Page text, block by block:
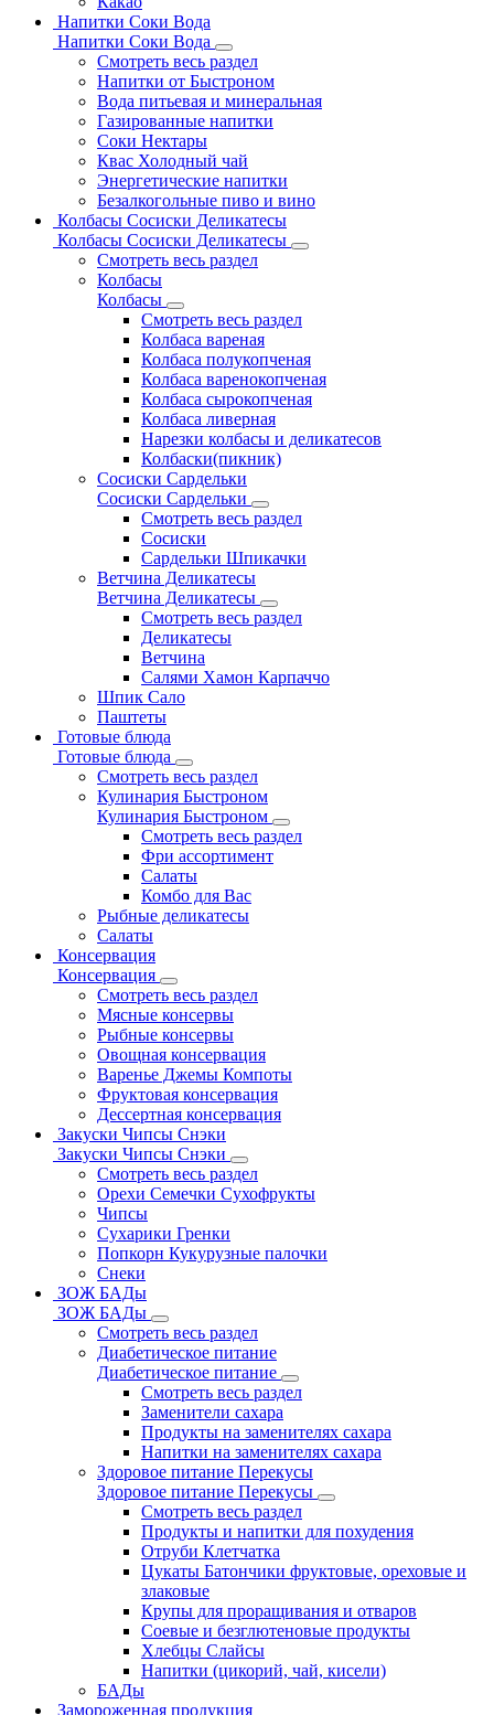
Напитки Соки Вода
Напитки Соки Вода
Смотреть весь раздел
Напитки от Быстроном
Вода питьевая и минеральная
Газированные напитки
Соки Нектары
Квас Холодный чай
Энергетические напитки
Безалкогольные пиво и вино
Колбасы Сосиски Деликатесы
Колбасы Сосиски Деликатесы
Смотреть весь раздел
Колбасы
Колбасы
Смотреть весь раздел
Колбаса вареная
Колбаса полукопченая
Колбаса варенокопченая
Колбаса сырокопченая
Колбаса ливерная
Нарезки колбасы и деликатесов
Колбаски(пикник)
Сосиски Сардельки
Сосиски Сардельки
Смотреть весь раздел
Сосиски
Сардельки Шпикачки
Ветчина Деликатесы
Ветчина Деликатесы
Смотреть весь раздел
Деликатесы
Ветчина
Салями Хамон Карпаччо
Шпик Сало
Паштеты
Готовые блюда
Готовые блюда
Смотреть весь раздел
Кулинария Быстроном
Кулинария Быстроном
Смотреть весь раздел
Фри ассортимент
Салаты
Комбо для Вас
Рыбные деликатесы
Салаты
Консервация
Консервация
Смотреть весь раздел
Мясные консервы
Рыбные консервы
Овощная консервация
Варенье Джемы Компоты
Фруктовая консервация
Дессертная консервация
Закуски Чипсы Снэки
Закуски Чипсы Снэки
Смотреть весь раздел
Орехи Семечки Сухофрукты
Чипсы
Сухарики Гренки
Попкорн Кукурузные палочки
Снеки
ЗОЖ БАДы
ЗОЖ БАДы
Смотреть весь раздел
Диабетическое питание
Диабетическое питание
Смотреть весь раздел
Заменители сахара
Продукты на заменителях сахара
Напитки на заменителях сахара
Здоровое питание Перекусы
Здоровое питание Перекусы
Смотреть весь раздел
Продукты и напитки для похудения
Отруби Клетчатка
Цукаты Батончики фруктовые, ореховые и
злаковые
Крупы для проращивания и отваров
Соевые и безглютеновые продукты
Хлебцы Слайсы
Напитки (цикорий, чай, кисели)
БАДы
Замороженная продукция